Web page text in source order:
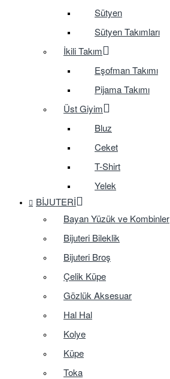
Sütyen
Sütyen Takımları
İkili Takım
Eşofman Takımı
Pijama Takımı
Üst Giyim
Bluz
Ceket
T-Shirt
Yelek
BIJUTERI
Bayan Yüzük ve Kombinler
Bijuteri Bileklik
Bijuteri Broş
Çelik Küpe
Gözlük Aksesuar
Hal Hal
Kolye
Küpe
Toka